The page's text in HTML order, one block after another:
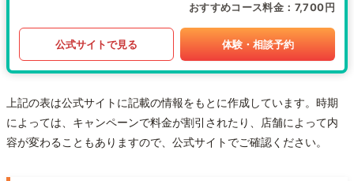
おすすめコース料金 7,700円
公式サイトで見る 体験・相談予約
上記の表は公式サイトに記載の情報をもとに作成しています。時期
によっては、キャンペーンで料金が割引されたり、店舗によって内
容が変わることもありますので、公式サイトでご確認ください。